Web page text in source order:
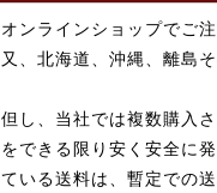
オンラインショップでご
又、北海道、沖縄、離島
但し、当社では複数購入
をできる限り安く安全に
ている送料は、暫定での